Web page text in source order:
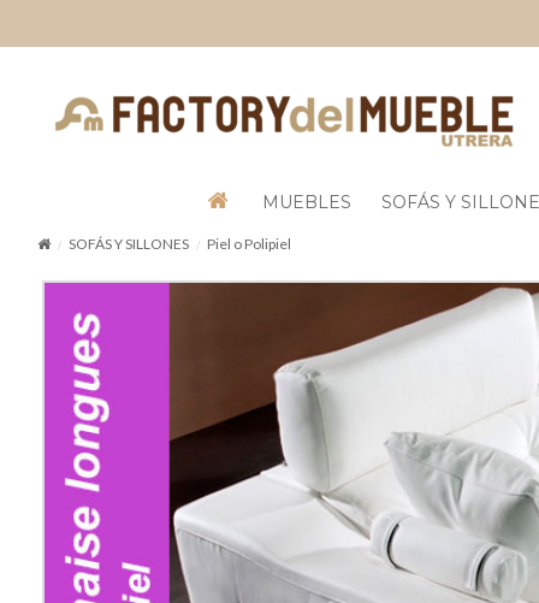
MUEBLES SOFÁS Y
SOFÁS Y SILLONES Piel o Polipiel